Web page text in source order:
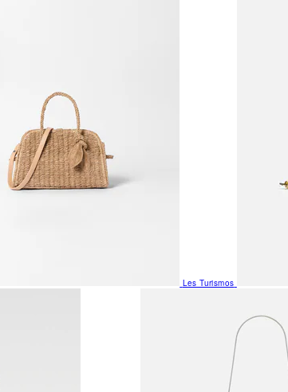
Les Turismos